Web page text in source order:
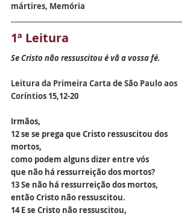
mártires, Memória
1ª Leitura
Se Cristo não ressuscitou é vã a vossa fé.
Leitura da Primeira Carta de São Paulo aos
Coríntios 15,12-20
Irmãos,
12 se se prega que Cristo ressuscitou dos
mortos,
como podem alguns dizer entre vós
que não há ressurreição dos mortos?
13 Se não há ressurreição dos mortos,
então Cristo não ressuscitou.
14 E se Cristo não ressuscitou,